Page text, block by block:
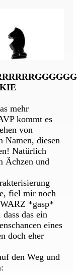
mehr
kommt es
von
Namen, diesen
Natürlich
Ächzen und
fiel mir noch
*gasp*
das ein
eines
doch eher
den Weg und